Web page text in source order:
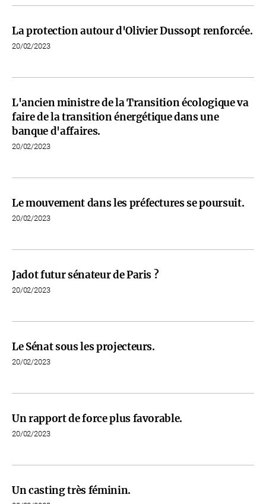
La protection autour d'Olivier Dussopt renforcée.
20/02/2023
L'ancien ministre de la Transition écologique va
faire de la transition énergétique dans une
banque d'affaires.
20/02/2023
Le mouvement dans les préfectures se poursuit.
20/02/2023
Jadot futur sénateur de Paris ?
20/02/2023
Le Sénat sous les projecteurs.
20/02/2023
Un rapport de force plus favorable.
20/02/2023
Un casting très féminin.